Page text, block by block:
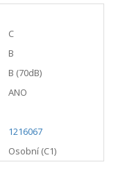
C
B
B (70dB)
ANO
1216067
Osobní (C1)